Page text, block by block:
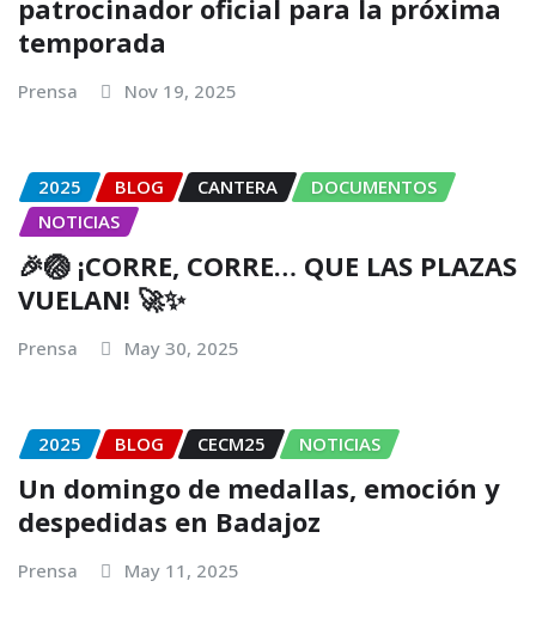
patrocinador oficial para la próxima
temporada
Prensa Nov 19, 2025
2025 BLOG CANTERA
DOCUMENTOS
NOTICIAS
🎉🏐 ¡CORRE, CORRE… QUE LAS PLAZAS
VUELAN! 🚀✨
Prensa May 30, 2025
2025 BLOG CECM25 NOTICIAS
Un domingo de medallas, emoción y
despedidas en Badajoz
Prensa May 11, 2025